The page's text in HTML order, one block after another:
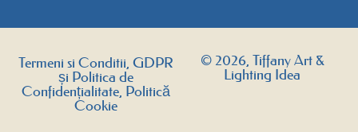
Termeni si Conditii, GDPR
și Politica de
Confidențialitate, Politică
Cookie
© 2026, Tiffany Art &
Lighting Idea